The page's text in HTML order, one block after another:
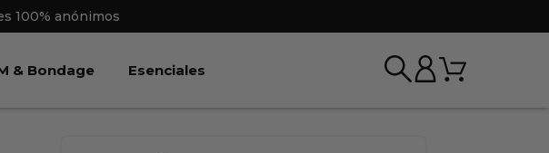
100% anónimos
& Bondage Abrir BDSM & Bondage
Esenciales Carrito